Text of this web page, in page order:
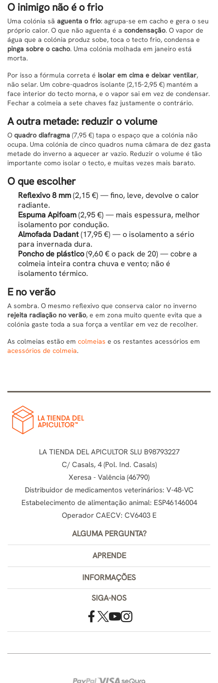
O inimigo não é o frio
Uma colónia sã aguenta o frio: agrupa-se em cacho e gera o seu
próprio calor. O que não aguenta é a condensação. O vapor de
água que a colónia produz sobe, toca o tecto frio, condensa e
pinga sobre o cacho. Uma colónia molhada em janeiro está
morta.
Por isso a fórmula correta é isolar em cima e deixar ventilar,
não selar. Um cobre-quadros isolante (2,15-2,95 €) mantém a
face interior do tecto morna, e o vapor sai em vez de condensar.
Fechar a colmeia a sete chaves faz justamente o contrário.
A outra metade: reduzir o volume
O quadro diafragma (7,95 €) tapa o espaço que a colónia não
ocupa. Uma colónia de cinco quadros numa câmara de dez gasta
metade do inverno a aquecer ar vazio. Reduzir o volume é tão
importante como isolar o tecto, e muitas vezes mais barato.
O que escolher
Reflexivo 8 mm(2,15 €) — fino, leve, devolve o calor
radiante.
Espuma Apifoam(2,95 €) — mais espessura, melhor
isolamento por condução.
Almofada Dadant(17,95 €) — o isolamento a sério
para invernada dura.
Poncho de plástico(9,60 € o pack de 20) — cobre a
colmeia inteira contra chuva e vento; não é
isolamento térmico.
E no verão
A sombra. O mesmo reflexivo que conserva calor no inverno
rejeita radiação no verão, e em zona muito quente evita que a
colónia gaste toda a sua força a ventilar em vez de recolher.
As colmeias estão em colmeias e os restantes acessórios em
acessórios de colmeia.
LA TIENDA DEL APICULTOR SLU B98793227
C/ Casals, 4 (Pol. Ind. Casals)
Xeresa - Valência (46790)
Distribuidor de medicamentos veterinários: V-48-VC
Estabelecimento de alimentação animal: ESP46146004
Operador CAECV: CV6403 E
ALGUMA PERGUNTA?
APRENDE
INFORMAÇÕES
SIGA-NOS